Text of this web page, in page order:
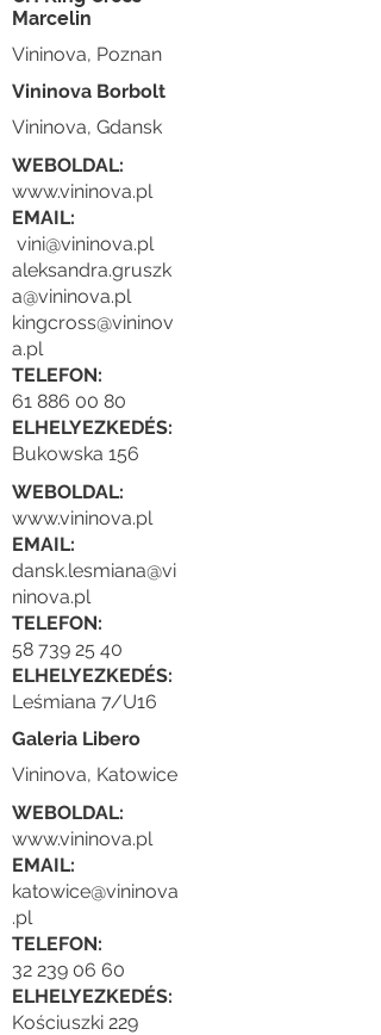
Marcelin
Vininova, Poznan
Vininova Borbolt
Vininova, Gdansk
WEBOLDAL:
www.vininova.pl
EMAIL:
vini@vininova.pl
aleksandra.gruszk
a@vininova.pl
kingcross@vininov
a.pl
TELEFON:
61 886 00 80
ELHELYEZKEDÉS:
Bukowska 156
WEBOLDAL:
www.vininova.pl
EMAIL:
dansk.lesmiana@vi
ninova.pl
TELEFON:
58 739 25 40
ELHELYEZKEDÉS:
Leśmiana 7/U16
Galeria Libero
Vininova, Katowice
WEBOLDAL:
www.vininova.pl
EMAIL:
katowice@vininova
.pl
TELEFON:
32 239 06 60
ELHELYEZKEDÉS:
Kościuszki 229